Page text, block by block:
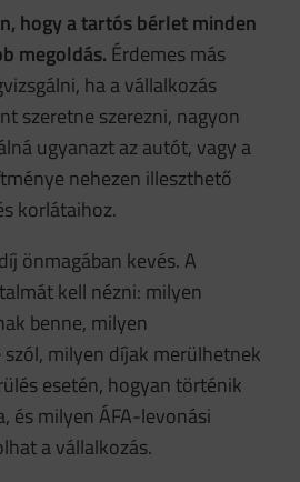
hogy a tartós bérlet minden
megoldás. Érdemes más
ha a vállalkozás
szeretne szerezni, nagyon
ugyanazt az autót, vagy a
nehezen illeszthető
korlátaihoz.
önmagában kevés. A
kell nézni: milyen
benne, milyen
milyen díjak merülhetnek
esetén, hogyan történik
és milyen ÁFA-levonási
a vállalkozás.